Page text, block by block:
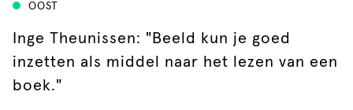
OOST
Inge Theunissen: "Beeld kun je goed
inzetten als middel naar het lezen van een
boek."